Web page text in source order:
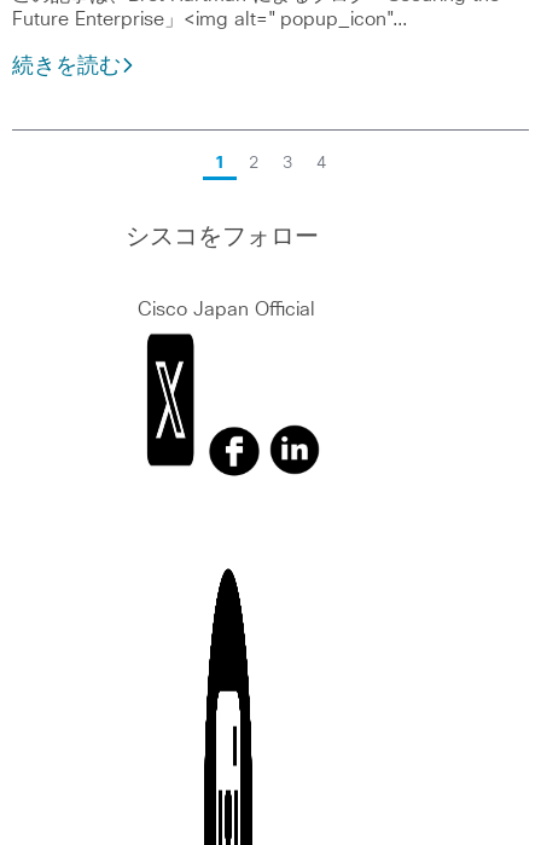
Future Enterprise」<img alt="popup_icon"…
続きを読む
1 2 3 4
シスコをフォロー
Cisco Japan Official